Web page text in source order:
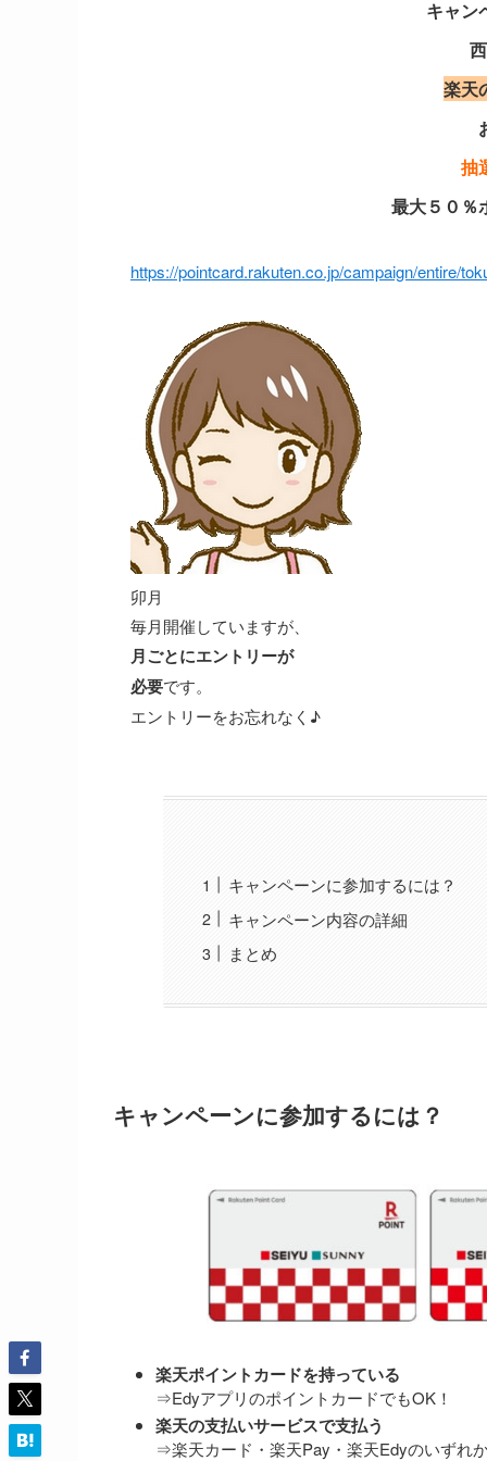
キャン
楽天
抽
最大５０％
https://pointcard.rakuten.co.jp/campaign/entire/
卯月
毎月開催していますが、
月ごとにエントリーが
必要です。
エントリーをお忘れなく♪
キャンペーンに参加するには？
キャンペーン内容の詳細
まとめ
キャンペーンに参加するには？
楽天ポイントカードを持っている
⇒EdyアプリのポイントカードでもOK！
楽天の支払いサービスで支払う
⇒楽天カード・楽天Pay・楽天Edyのいずれ